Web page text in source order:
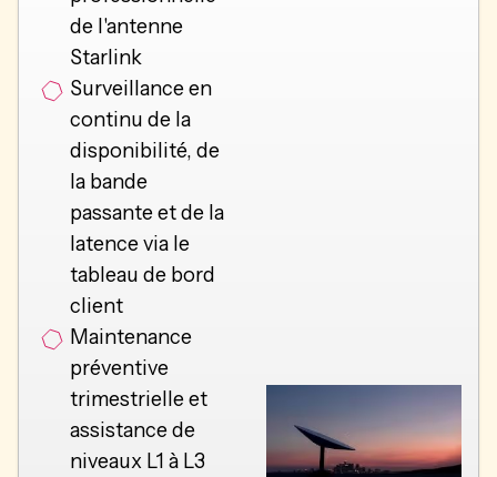
de l'antenne
Starlink
Surveillance en
continu de la
disponibilité, de
la bande
passante et de la
latence via le
tableau de bord
client
Maintenance
préventive
trimestrielle et
assistance de
niveaux L1 à L3